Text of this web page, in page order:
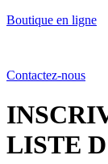
Boutique en ligne
Contactez-nous
LISTE